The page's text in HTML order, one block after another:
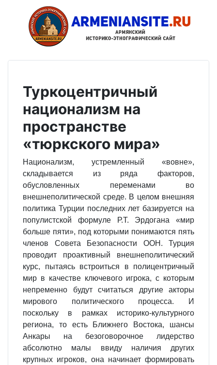
Туркоцентричный
национализм на
пространстве
«тюркского мира»
Национализм, устремленный «вовне»,
складывается из ряда факторов,
обусловленных переменами во
внешнеполитической среде. В целом внешняя
политика Турции последних лет базируется на
популистской формуле Р.Т. Эрдогана «мир
больше пяти», под которыми понимаются пять
членов Совета Безопасности ООН. Турция
проводит проактивный внешнеполитический
курс, пытаясь встроиться в полицентричный
мир в качестве ключевого игрока, с которым
непременно будут считаться другие акторы
мирового политического процесса. И
поскольку в рамках историко-культурного
региона, то есть Ближнего Востока, шансы
Анкары на безоговорочное лидерство
абсолютно малы ввиду наличия других
крупных игроков, она начинает формировать